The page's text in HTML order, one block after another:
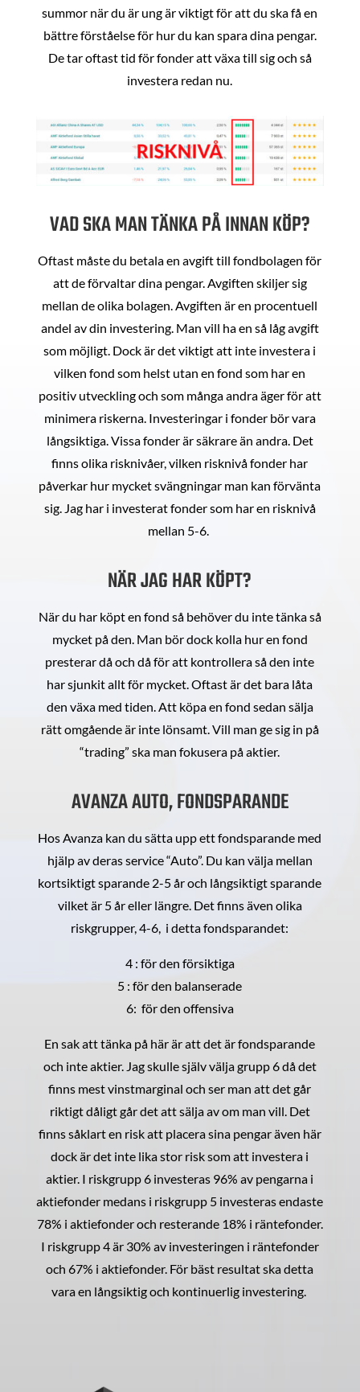
summor när du är ung är viktigt för att du ska få en
bättre förståelse för hur du kan spara dina pengar.
De tar oftast tid för fonder att växa till sig och så
investera redan nu.
VAD SKA MAN TÄNKA PÅ INNAN KÖP?
Oftast måste du betala en avgift till fondbolagen för
att de förvaltar dina pengar. Avgiften skiljer sig
mellan de olika bolagen. Avgiften är en procentuell
andel av din investering. Man vill ha en så låg avgift
som möjligt. Dock är det viktigt att inte investera i
vilken fond som helst utan en fond som har en
positiv utveckling och som många andra äger för att
minimera riskerna. Investeringar i fonder bör vara
långsiktiga. Vissa fonder är säkrare än andra. Det
finns olika risknivåer, vilken risknivå fonder har
påverkar hur mycket svängningar man kan förvänta
sig. Jag har i investerat fonder som har en risknivå
mellan 5-6.
NÄR JAG HAR KÖPT?
När du har köpt en fond så behöver du inte tänka så
mycket på den. Man bör dock kolla hur en fond
presterar då och då för att kontrollera så den inte
har sjunkit allt för mycket. Oftast är det bara låta
den växa med tiden. Att köpa en fond sedan sälja
rätt omgående är inte lönsamt. Vill man ge sig in på
“trading” ska man fokusera på aktier.
AVANZA AUTO, FONDSPARANDE
Hos Avanza kan du sätta upp ett fondsparande med
hjälp av deras service “Auto”. Du kan välja mellan
kortsiktigt sparande 2-5 år och långsiktigt sparande
vilket är 5 år eller längre. Det finns även olika
riskgrupper, 4-6, i detta fondsparandet:
4 : för den försiktiga
5 : för den balanserade
6: för den offensiva
En sak att tänka på här är att det är fondsparande
och inte aktier. Jag skulle själv välja grupp 6 då det
finns mest vinstmarginal och ser man att det går
riktigt dåligt går det att sälja av om man vill. Det
finns såklart en risk att placera sina pengar även här
dock är det inte lika stor risk som att investera i
aktier. I riskgrupp 6 investeras 96% av pengarna i
aktiefonder medans i riskgrupp 5 investeras endaste
78% i aktiefonder och resterande 18% i räntefonder.
I riskgrupp 4 är 30% av investeringen i räntefonder
och 67% i aktiefonder. För bäst resultat ska detta
vara en långsiktig och kontinuerlig investering.